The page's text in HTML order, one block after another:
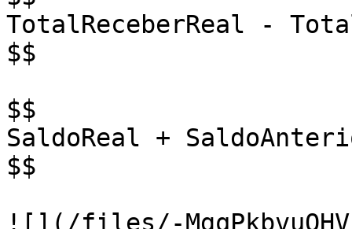
TotalReceberReal -
$$
$$
SaldoReal +
$$
![](/files/-